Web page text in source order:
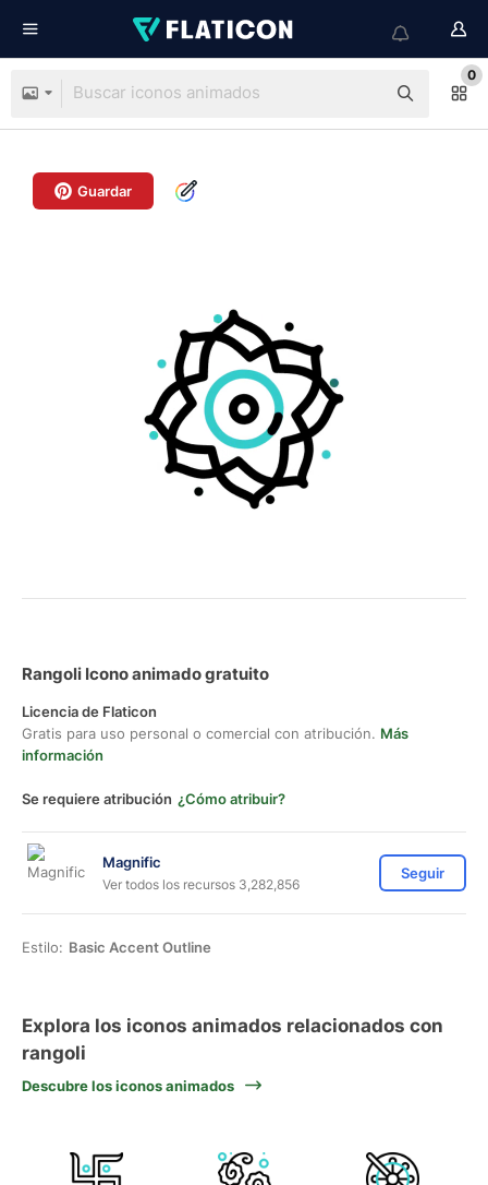
0
Guardar
Rangoli Icono animado gratuito
Licencia de Flaticon
Gratis para uso personal o comercial con atribución. Más
información
Se requiere atribución ¿Cómo atribuir?
Magnific
Ver todos los recursos 3,282,856
Seguir
Estilo: Basic Accent Outline
Explora los iconos animados relacionados con
rangoli
Descubre los iconos animados